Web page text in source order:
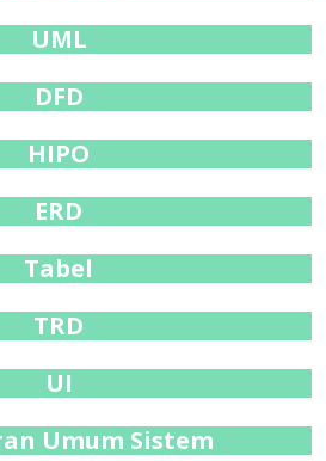
UML
DFD
HIPO
ERD
Tabel
TRD
UI
Umum Sistem